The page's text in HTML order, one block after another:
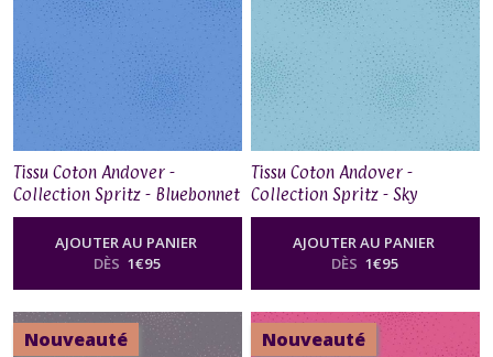
Tissu Coton Andover -
Collection Spritz - Bluebonnet
AJOUTER AU PANIER
DÈS 1€95
Tissu Coton Andover -
Collection Spritz - Sky
AJOUTER AU PANIER
DÈS 1€95
Nouveauté Nouveauté